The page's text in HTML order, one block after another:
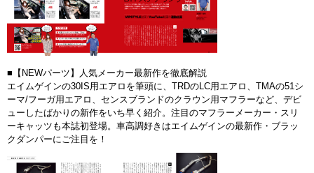
■【NEWパーツ】人気メーカー最新作を徹底解説
エイムゲインの30IS用エアロを筆頭に、TRDのLC用エアロ、TMAの51シ
ーマ/フーガ用エアロ、センスブランドのクラウン用マフラーなど、デビ
ューしたばかりの新作をいち早く紹介。注目のマフラーメーカー・スリ
ーキャッツも本誌初登場。車高調好きはエイムゲインの最新作・ブラッ
クダンパーにご注目を！